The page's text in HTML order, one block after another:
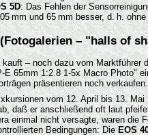
5D: Das Fehlen der
mm und 65 mm besser, d. h.
– "halls of
– noch dazu vom
65mm 1:2.8 1-5x Macro
präsentieren noch
vom 12. April bis 13.
daß er anschließend oft laut
einmal nicht versagte, waren die
Bedingungen: Die EOS